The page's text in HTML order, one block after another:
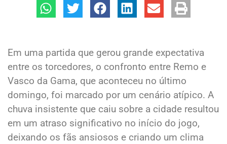
Em uma partida que gerou grande expectativa
entre os torcedores, o confronto entre Remo e
Vasco da Gama, que aconteceu no último
domingo, foi marcado por um cenário atípico. A
chuva insistente que caiu sobre a cidade resultou
em um atraso significativo no início do jogo,
deixando os fãs ansiosos e criando um clima